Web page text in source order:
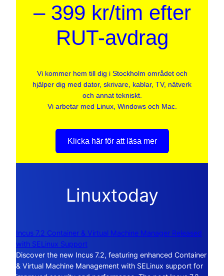
– 399 kr/tim efter
RUT-avdrag
Vi kommer hem till dig i Stockholm området och
hjälper dig med dator, skrivare, kablar, TV, nätverk
och annat tekniskt.
Vi arbetar med Linux, Windows och Mac.
Klicka här för att läsa mer
Linuxtoday
Incus 7.2 Container & Virtual Machine Manager Released
with SELinux Support
Discover the new Incus 7.2, featuring enhanced Container
& Virtual Machine Management with SELinux support for